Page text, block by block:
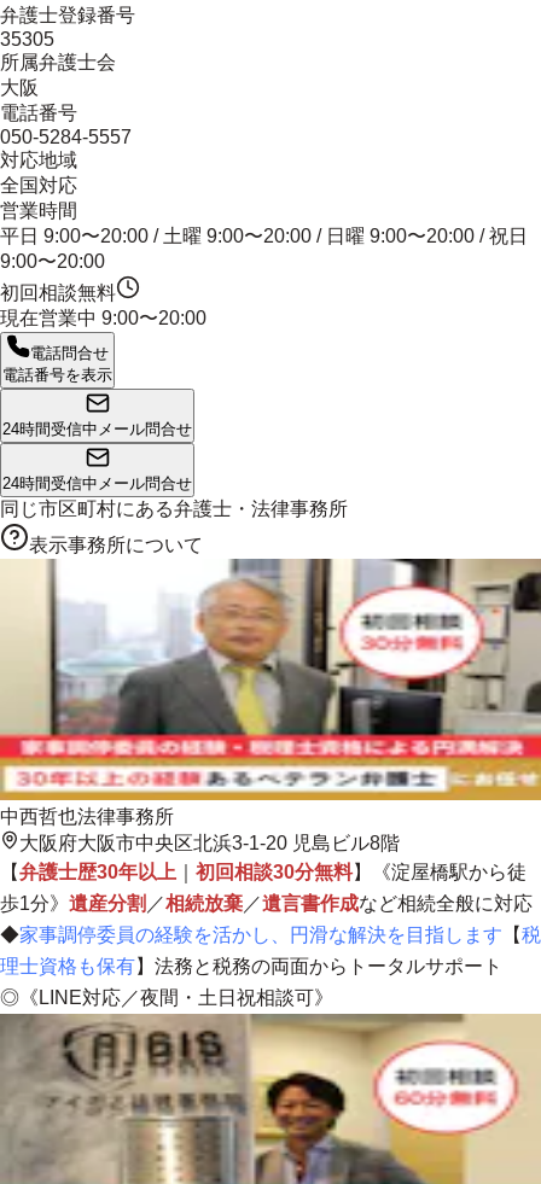
弁護士登録番号
35305
所属弁護士会
大阪
電話番号
050-5284-5557
対応地域
全国対応
営業時間
平日 9:00〜20:00 / 土曜 9:00〜20:00 / 日曜 9:00〜20:00 / 祝日
9:00〜20:00
初回相談無料
現在営業中 9:00〜20:00
電話問合せ
電話番号を表示
24時間受信中 メール問合せ
24時間受信中 メール問合せ
同じ市区町村にある弁護士・法律事務所
表示事務所について
中西哲也法律事務所
大阪府大阪市中央区北浜3-1-20 児島ビル8階
【弁護士歴30年以上 初回相談30分無料】《淀屋橋駅から徒
歩1分》 遺産分割 ／相続放棄 ／遺言書作成など相続全般に対応
◆家事調停委員の経験を活かし、円滑な解決を目指します 【税
理士資格も保有】 法務と税務の両面からトータルサポート
◎《LINE対応／夜間・土日祝相談可》